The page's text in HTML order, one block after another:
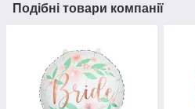
Подібні товари компанії